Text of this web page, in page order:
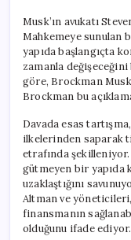
Musk’ın avukatı
Mahkemeye sunulan
yapıda başlangıçta
zamanla
göre, Brockman
Brockman bu
Davada esas
ilkelerinden saparak
etrafında
gütmeyen bir yapıda
uzaklaştığını
Altman ve
finansmanın
olduğunu ifade ediyor.